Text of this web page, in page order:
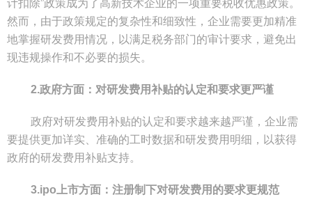
计扣除”政策成为了高新技术企业的一项重要税收优惠政策。
然而，由于政策规定的复杂性和细致性，企业需要更加精准
地掌握研发费用情况，以满足税务部门的审计要求，避免出
现违规操作和不必要的损失。
2.政府方面：对研发费用补贴的认定和要求更严谨
政府对研发费用补贴的认定和要求越来越严谨，企业需
要提供更加详实、准确的工时数据和研发费用明细，以获得
政府的研发费用补贴支持。
3.ipo上市方面：注册制下对研发费用的要求更规范